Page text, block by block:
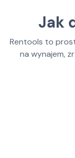
Jak
Rentools to
na wynajem,